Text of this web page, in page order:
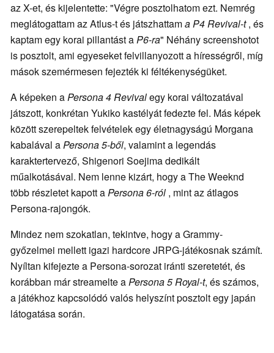
az X-et, és kijelentette: "Végre posztolhatom ezt. Nemrég
meglátogattam az Atlus-t és játszhattama P4 Revival-t, és
kaptam egy korai pillantást aP6-ra" Néhány screenshotot
is posztolt, ami egyeseket felvillanyozott a hírességről, míg
mások szemérmesen fejezték ki féltékenységüket.
A képeken aPersona 4 Revivalegy korai változatával
játszott, konkrétan Yukiko kastélyát fedezte fel. Más képek
között szerepeltek felvételek egy életnagyságú Morgana
kabalával aPersona 5-ből, valamint a legendás
karaktertervező, Shigenori Soejima dedikált
műalkotásával. Nem lenne kizárt, hogy a The Weeknd
több részletet kapott aPersona 6-ról , mint az átlagos
Persona-rajongók.
Mindez nem szokatlan, tekintve, hogy a Grammy-
győzelmei mellett igazi hardcore JRPG-játékosnak számít.
Nyíltan kifejezte a Persona-sorozat iránti szeretetét, és
korábban már streamelte aPersona 5 Royal-t, és számos,
a játékhoz kapcsolódó valós helyszínt posztolt egy japán
látogatása során.